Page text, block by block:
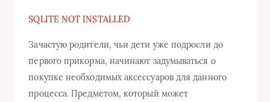
SQLITE NOT INSTALLED
Зачастую родители, чьи дети уже подросли до
первого прикорма, начинают задумываться о
покупке необходимых аксессуаров для данного
процесса. Предметом, который может